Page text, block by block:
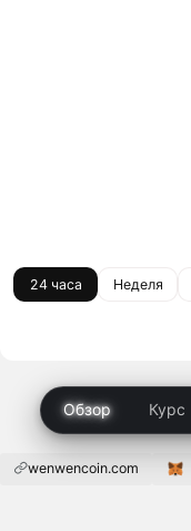
24 часа Неделя
Обзор Курс
wenwencoin.com